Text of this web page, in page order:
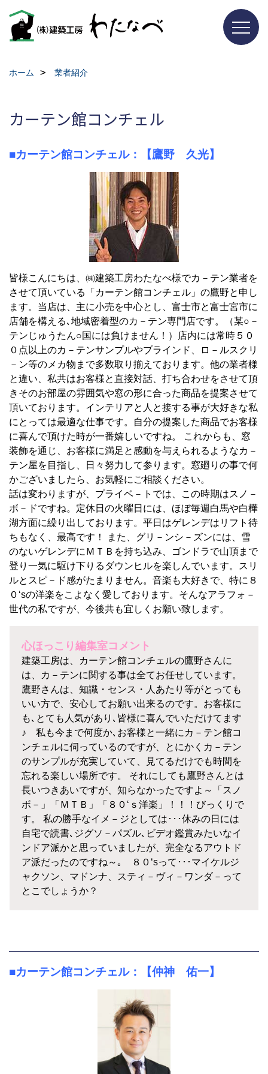
ホーム 業者紹介
カーテン館コンチェル
■カーテン館コンチェル：【鷹野 久光】
皆様こんにちは、㈱建築工房わたなべ様でカ－テン業者を
させて頂いている「カーテン館コンチェル」の鷹野と申し
ます。当店は、主に小売を中心とし、富士市と富士宮市に
店舗を構える､地域密着型のカ－テン専門店です。（某○－
テンじゅうたん○国には負けません！）店内には常時５０
０点以上のカ－テンサンプルやブラインド、ロ－ルスクリ
－ン等のメカ物まで多数取り揃えております。他の業者様
と違い、私共はお客様と直接対話、打ち合わせをさせて頂
きそのお部屋の雰囲気や窓の形に合った商品を提案させて
頂いております。インテリアと人と接する事が大好きな私
にとっては最適な仕事です。自分の提案した商品でお客様
に喜んで頂けた時が一番嬉しいですね。 これからも、窓
装飾を通じ、お客様に満足と感動を与えられるようなカ－
テン屋を目指し、日々努力して参ります。窓廻りの事で何
かございましたら、お気軽にご相談ください。
話は変わりますが、プライベ－トでは、この時期はスノ－
ボ－ドですね。定休日の火曜日には、ほぼ毎週白馬や白樺
湖方面に繰り出しております。平日はゲレンデはリフト待
ちもなく、最高です！ また、グリ－ンシ－ズンには、雪
のないゲレンデにＭＴＢを持ち込み、ゴンドラで山頂まで
登り一気に駆け下りるダウンヒルを楽しんでいます。スリ
ルとスピ－ド感がたまりません。音楽も大好きで、特に８
０‘sの洋楽をこよなく愛しております。そんなアラフォ－
世代の私ですが、今後共も宜しくお願い致します。
心ほっこり編集室コメント
建築工房は、カーテン館コンチェルの鷹野さんに
は、カ－テンに関する事は全てお任せしています。
鷹野さんは、知識・センス・人あたり等がとっても
いい方で、安心してお願い出来るのです。お客様に
も､とても人気があり､皆様に喜んでいただけてます
♪ 私も今まで何度か､お客様と一緒にカ－テン館コ
ンチェルに伺っているのですが、とにかくカ－テン
のサンプルが充実していて、見てるだけでも時間を
忘れる楽しい場所です。 それにしても鷹野さんとは
長いつきあいですが、知らなかったですよ～「スノ
ボ－」「ＭＴＢ」「８０‘ｓ洋楽」！！！びっくりで
す。 私の勝手なイメ－ジとしては･･･休みの日には
自宅で読書､ジグソ－パズル､ビデオ鑑賞みたいなイ
ンドア派かと思っていましたが、完全なるアウトド
ア派だったのですね～｡ ８０‘sって･･･マイケルジ
ャクソン、マドンナ、スティ－ヴィ－ワンダ－って
とこでしょうか？
■カーテン館コンチェル：【仲神 佑一】